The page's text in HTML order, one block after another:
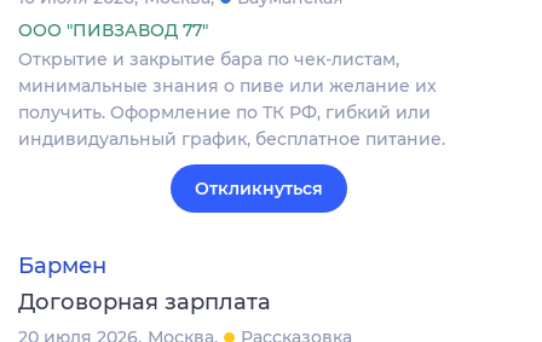
ООО "ПИВЗАВОД 77"
Открытие и закрытие бара по чек-листам,
минимальные знания о пиве или желание их
получить. Оформление по ТК РФ, гибкий или
индивидуальный график, бесплатное питание.
Откликнуться
Бармен
Договорная зарплата
20 июля 2026 Москва
Рассказовка